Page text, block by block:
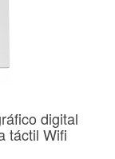
digital
táctil Wifi